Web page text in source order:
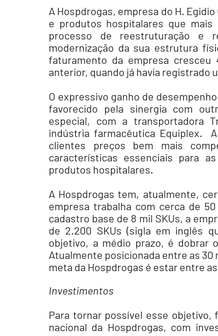
A Hospdrogas, empresa do H.
e produtos hospitalares que
processo de reestruturação e
modernização da sua estrutura
faturamento da empresa cresceu
anterior, quando já havia registrado
O expressivo ganho de
favorecido pela sinergia com
especial, com a transportadora
indústria farmacêutica Equiplex.
clientes preços bem mais
características essenciais para
produtos hospitalares.
A Hospdrogas tem, atualmente,
empresa trabalha com cerca de
cadastro base de 8 mil SKUs, a
de 2.200 SKUs (sigla em inglês
objetivo, a médio prazo, é dobrar
Atualmente posicionada entre as
meta da Hospdrogas é estar entre
Investimentos
Para tornar possível esse objetivo,
nacional da Hospdrogas, com